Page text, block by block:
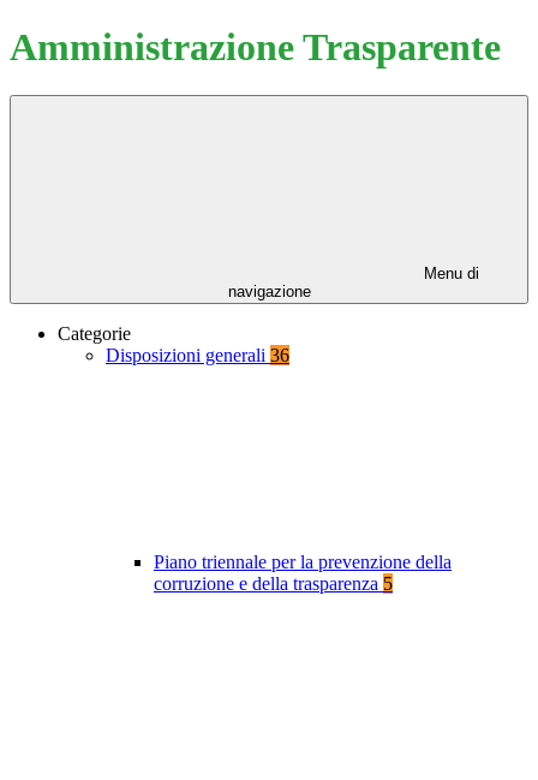
Amministrazione Trasparente
Menu di
navigazione
Categorie
Disposizioni generali 36
Piano triennale per la prevenzione della
corruzione e della trasparenza 5